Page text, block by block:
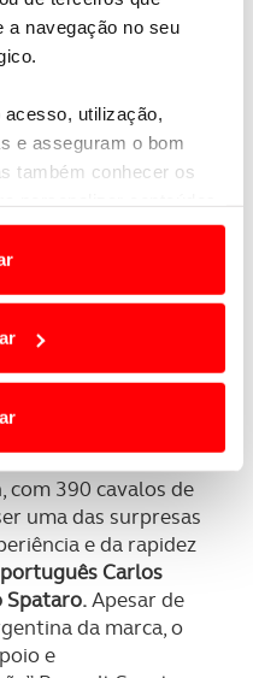
a navegação no seu
utilização,
e asseguram o bom
também conhecer os
produtos e/ou serviços.
tecnologias
preferências e limitando
a navegação no
para lhe proporcionar
bem como para
nosso website.
relativa à sua
e de análise, com
e em países terceiros.
Duster inscritos
gama Dacia é
a marca Renault)
e apaixonante
com um motor
com 390 cavalos de
uma das surpresas
e da rapidez
Carlos
Spataro.Apesar de
da marca, o
e